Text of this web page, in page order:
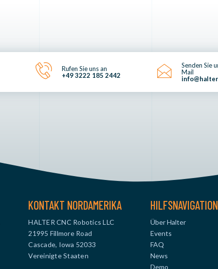
Rufen Sie uns an
+49 3222 185 2442
Senden Sie
Mail
KONTAKT NORDAMERIKA
HALTER CNC Robotics LLC
21995 Fillmore Road
Cascade, Iowa 52033
Vereinigte Staaten
HILFSNAVIGATION
Über Halter
Events
FAQ
News
Demo